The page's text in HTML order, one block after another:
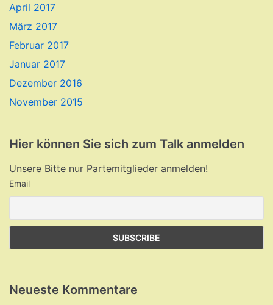
April 2017
März 2017
Februar 2017
Januar 2017
Dezember 2016
November 2015
Hier können Sie sich zum Talk anmelden
Unsere Bitte nur Partemitglieder anmelden!
Email
Neueste Kommentare